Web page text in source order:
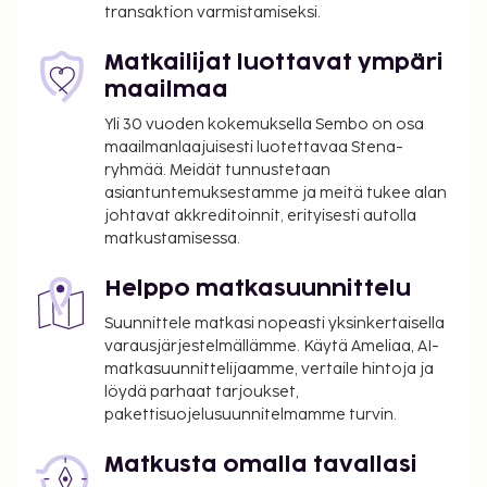
Käytössäsi on limusiini- / town car -palvelu,
Asiakkailla on käytössään maksulliset kuljetukset
rautatieasemalta majoituspaikkaan. Käytössäsi on
terassi sekä ilmainen langaton internetyhteys ja
concierge-palvelut. Tämän hotellin palveluihin
kuuluu lastenvahti (lisämaksusta) ja takka aulassa.
Hyödynnä maksulliset kuljetukset 100 km säteellä.
Majoituspaikan ravintola, Bar Le Petit Montaigne, on
hyvä paikka lounaan tai illallisen nauttimiseen;
ravintolan erikoisuuksiin kuuluu ranskalainen keittiö.
Palveluihin kuuluu myös kahvila ja
ympärivuorokautinen huonepalvelu. Päätä päiväsi
nauttimalla muutama drinkki baarissa. Maksullinen
mannermainen aamiainen tarjotaan päivittäin klo
7.00–10.30. Tämän majoituspaikan virallisen
kehitysjärjestö ATOUT.
transaktion varmistamiseksi.
Matkailijat luottavat ympäri
maailmaa
Yli 30 vuoden kokemuksella Sembo on osa
maailmanlaajuisesti luotettavaa Stena-
ryhmää. Meidät tunnustetaan
asiantuntemuksestamme ja meitä tukee alan
johtavat akkreditoinnit, erityisesti autolla
matkustamisessa.
Helppo matkasuunnittelu
Suunnittele matkasi nopeasti yksinkertaisella
varausjärjestelmällämme. Käytä Ameliaa, AI-
matkasuunnittelijaamme, vertaile hintoja ja
löydä parhaat tarjoukset,
pakettisuojelusuunnitelmamme turvin.
Matkusta omalla tavallasi